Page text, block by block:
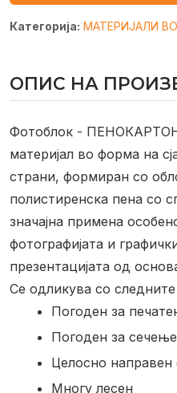
Категорија: МАТЕРИЈАЛИ
ОПИС НА
Фотоблок - ПЕНОКАРТОН
материјал во форма на
страни, формиран со
полистиренска пена со
значајнa примена
фотографијата и
презентацијата од
Се одликува со
Погоден за
Погоден за сечење
Целосно направен
Многу лесен